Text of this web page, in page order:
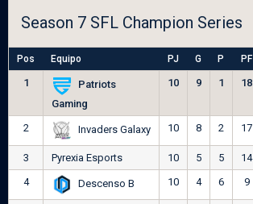
Season 7 SFL Champion Series
Pos Equipo PJ G P PF
1
Patriots
Gaming
10 9 1 18
2 Invaders Galaxy 10 8 2 17
3 Pyrexia Esports 10 5 5 14
4
Descenso B 10 4 6 9